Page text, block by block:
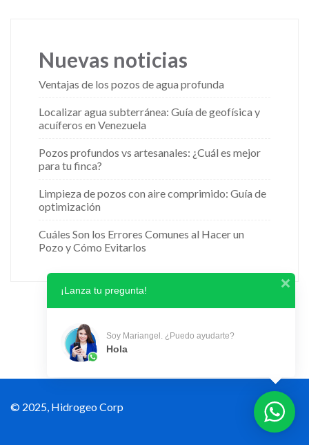
Nuevas noticias
Ventajas de los pozos de agua profunda
Localizar agua subterránea: Guía de geofísica y
acuíferos en Venezuela
Pozos profundos vs artesanales: ¿Cuál es mejor
para tu finca?
Limpieza de pozos con aire comprimido: Guía de
optimización
Cuáles Son los Errores Comunes al Hacer un
Pozo y Cómo Evitarlos
© 2025, Hidrogeo Corp
¡Lanza tu pregunta!
Soy Mariangel. ¿Puedo ayudarte?
Hola